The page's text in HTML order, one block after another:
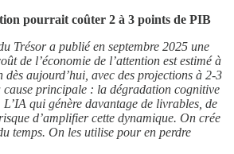
pourrait coûter 2 à 3 points de PIB
Trésor a publié en septembre 2025 une
de l’économie de l’attention est estimé à
aujourd’hui, avec des projections à 2-3
principale : la dégradation cognitive
L’IA qui génère davantage de livrables, de
d’amplifier cette dynamique. On crée
temps. On les utilise pour en perdre